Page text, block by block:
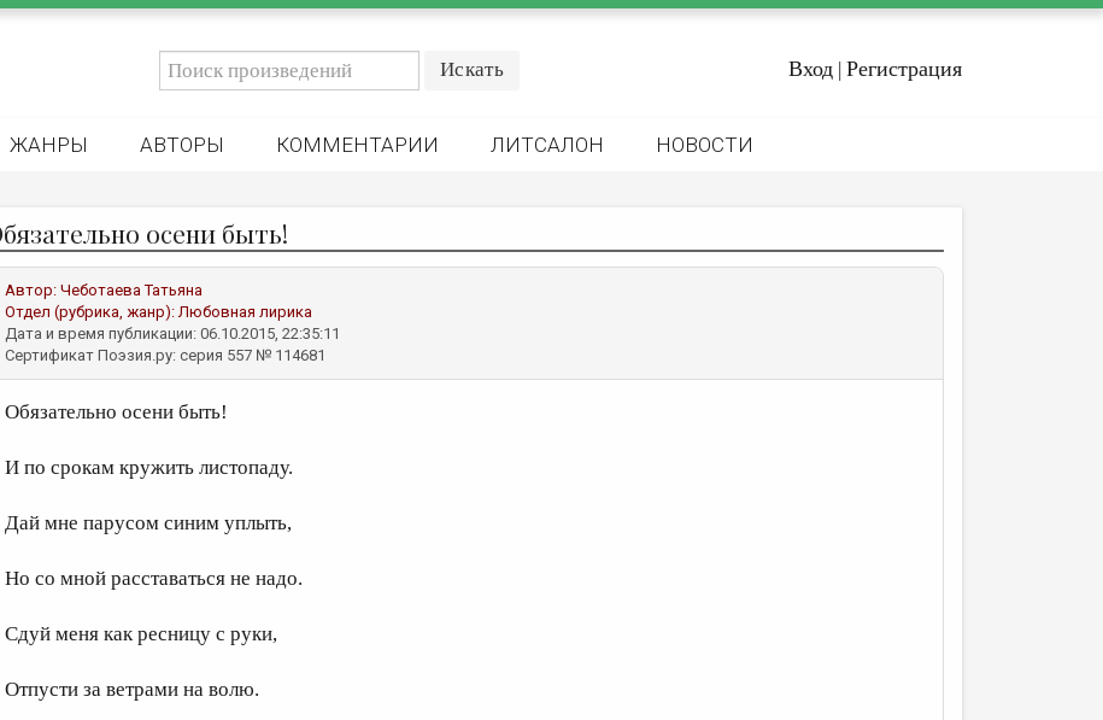
Вход | Регистрация
ЖАНРЫ АВТОРЫ КОММЕНТАРИИ ЛИТСАЛОН НОВОСТИ
осени быть!
Автор: Чеботаева Татьяна
Отдел (рубрика, жанр):Любовная лирика
Дата и время публикации: 06.10.2015, 22:35:11
Сертификат Поэзия.ру: серия 557 № 114681
Обязательно осени быть!
И по срокам кружить листопаду.
Дай мне парусом синим уплыть,
Но со мной расставаться не надо.
Сдуй меня как ресницу с руки,
Отпусти за ветрами на волю.